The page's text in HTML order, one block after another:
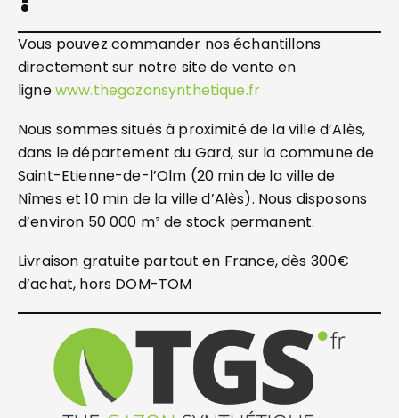
Vous pouvez commander nos échantillons
directement sur notre site de vente en
lignewww.thegazonsynthetique.fr
Nous sommes situés à proximité de la ville d’Alès,
dans le département du Gard, sur la commune de
Saint-Etienne-de-l’Olm (20 min de la ville de
Nîmes et 10 min de la ville d’Alès). Nous disposons
d’environ 50 000 m² de stock permanent.
Livraison gratuite partout en France, dès 300€
d’achat, hors DOM-TOM